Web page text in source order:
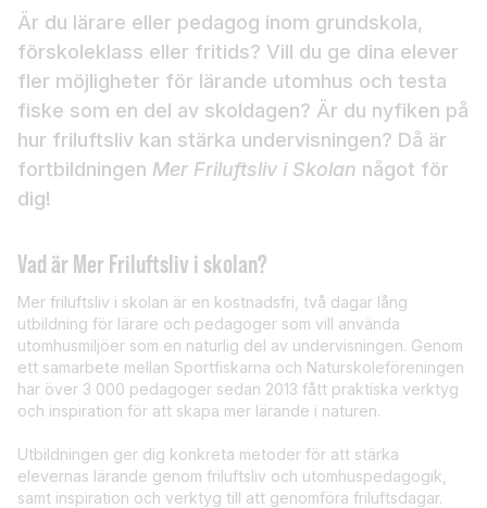
Är du lärare eller pedagog inom grundskola,
förskoleklass eller fritids? Vill du ge dina elever
fler möjligheter för lärande utomhus och testa
fiske som en del av skoldagen? Är du nyfiken på
hur friluftsliv kan stärka undervisningen? Då är
fortbildningen Mer Friluftsliv i Skolan något för
dig!
Vad är Mer Friluftsliv i skolan?
Mer friluftsliv i skolan är en kostnadsfri, två dagar lång
utbildning för lärare och pedagoger som vill använda
utomhusmiljöer som en naturlig del av undervisningen. Genom
ett samarbete mellan Sportfiskarna och Naturskoleföreningen
har över 3 000 pedagoger sedan 2013 fått praktiska verktyg
och inspiration för att skapa mer lärande i naturen.
Utbildningen ger dig konkreta metoder för att stärka
elevernas lärande genom friluftsliv och utomhuspedagogik,
samt inspiration och verktyg till att genomföra friluftsdagar.